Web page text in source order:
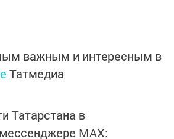
важным и интересным в
Татмедиа
Татарстана в
MАХ: